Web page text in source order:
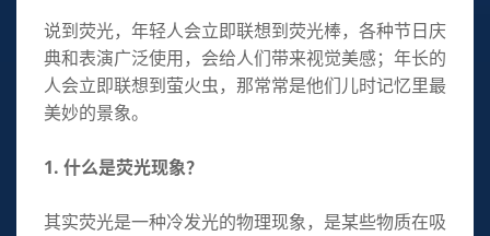
说到荧光，年轻人会立即联想到荧光棒，各种节日庆
典和表演广泛使用，会给人们带来视觉美感；年长的
人会立即联想到萤火虫，那常常是他们儿时记忆里最
美妙的景象。
1. 什么是荧光现象？
其实荧光是一种冷发光的物理现象，是某些物质在吸